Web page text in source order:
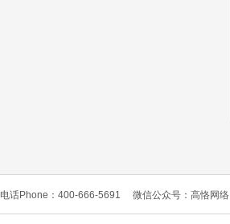
电话Phone：400-666-5691 微信公众号：高恪网络